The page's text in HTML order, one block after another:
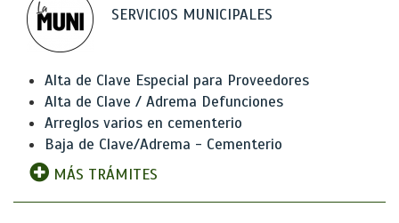
SERVICIOS MUNICIPALES
Alta de Clave Especial para Proveedores
Alta de Clave / Adrema Defunciones
Arreglos varios en cementerio
Baja de Clave/Adrema - Cementerio
MÁS TRÁMITES